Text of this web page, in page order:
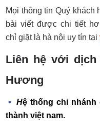
Mọi thông tin Quý khách
bài viết được chi tiết
chỉ giặt là hà nội uy tín tại
Liên hệ với
Hương
Hệ thống chi nhánh
thành việt nam.